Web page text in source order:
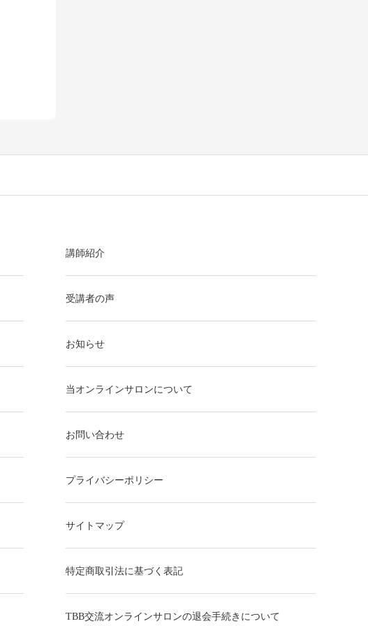
講師紹介
受講者の声
お知らせ
当オンラインサロンについて
お問い合わせ
プライバシーポリシー
サイトマップ
特定商取引法に基づく表記
TBB交流オンラインサロンの退会手続きについて